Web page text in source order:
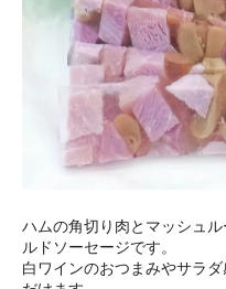
ハムの角切り肉とマッシュ
ルドソーセージです。
白ワインのおつまみやサラ